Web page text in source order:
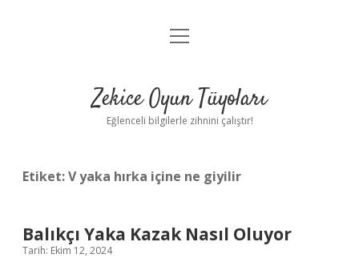
Anasayfa
Yasal Uyarı
menüyü
Zekice Oyun Tüyoları
Eğlenceli bilgilerle zihnini çalıştır!
Etiket:V yaka hırka içine ne giyilir
Balıkçı Yaka Kazak Nasıl Oluyor
Tarih: Ekim 12, 2024